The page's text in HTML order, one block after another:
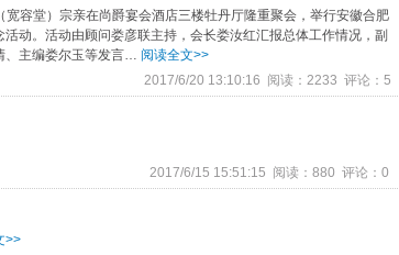
容堂）宗亲在尚爵宴会酒店三楼牡丹厅隆重聚会，举行安徽合肥
动。活动由顾问娄彦联主持，会长娄汝红汇报总体工作情况，副
、主编娄尔玉等发言… 阅读全文>>
2017/6/20 13:10:16 阅读：2233 评论：5
2017/6/15 15:51:15 阅读：880 评论：0
>>